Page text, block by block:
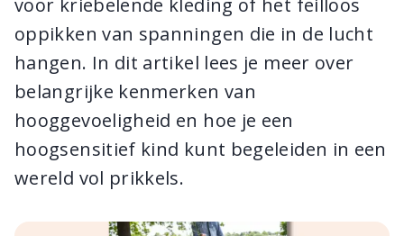
voor kriebelende kleding of het feilloos
oppikken van spanningen die in de lucht
hangen. In dit artikel lees je meer over
belangrijke kenmerken van
hooggevoeligheid en hoe je een
hoogsensitief kind kunt begeleiden in een
wereld vol prikkels.